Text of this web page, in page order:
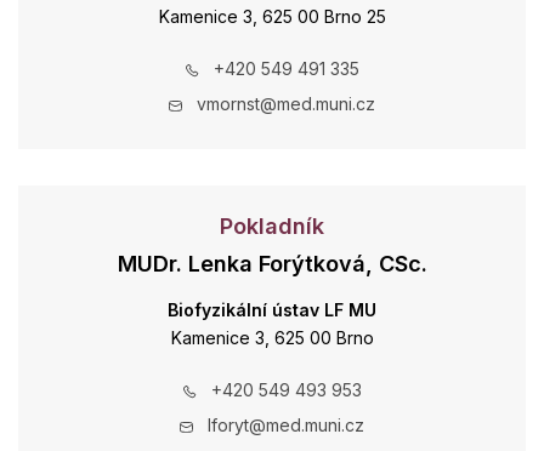
Kamenice 3, 625 00 Brno 25
+420 549 491 335
vmornst@med.muni.cz
Pokladník
MUDr. Lenka Forýtková, CSc.
Biofyzikální ústav LF MU
Kamenice 3, 625 00 Brno
+420 549 493 953
lforyt@med.muni.cz